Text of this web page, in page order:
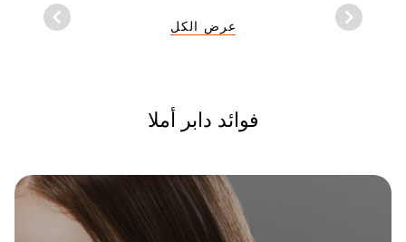
Item
عرض الكل
فوائد دابر أملا